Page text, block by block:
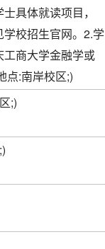
具体就读项目，
校招生官网。2.学
商大学金融学或
点:南岸校区;)
;)